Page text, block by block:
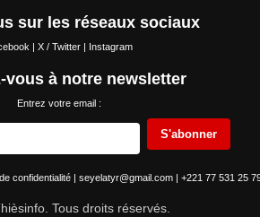
sur les réseaux sociaux
X / Twitter Instagram
vous à notre newsletter
Entrez votre email :
S'abonner
confidentialité seyelatyr@gmail.com +221 77 531 25
Tous droits réservés.